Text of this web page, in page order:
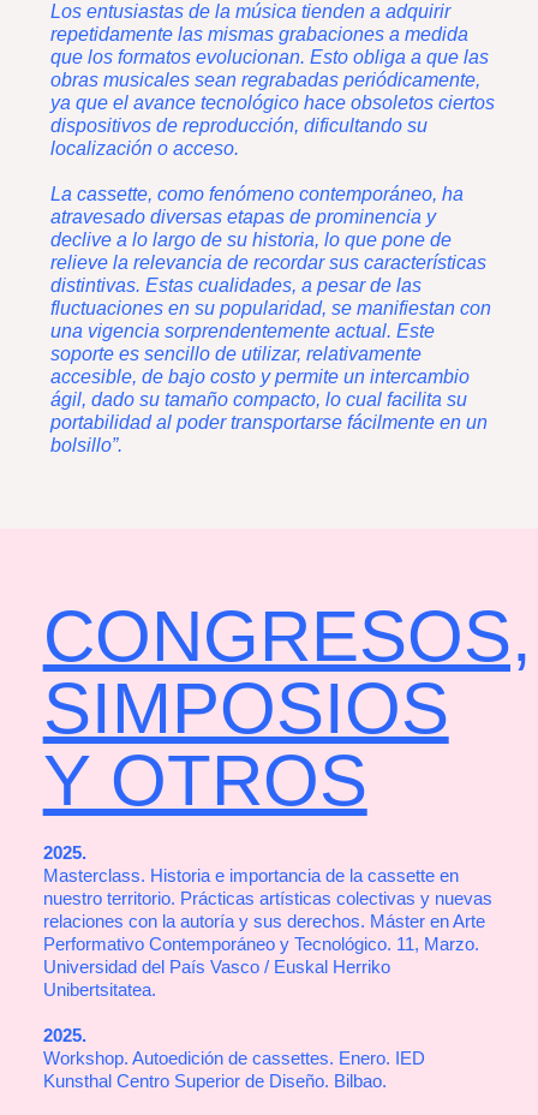
Los entusiastas de la música tienden a adquirir
repetidamente las mismas grabaciones a medida
que los formatos evolucionan. Esto obliga a que las
obras musicales sean regrabadas periódicamente,
ya que el avance tecnológico hace obsoletos ciertos
dispositivos de reproducción, dificultando su
localización o acceso.
La cassette, como fenómeno contemporáneo, ha
atravesado diversas etapas de prominencia y
declive a lo largo de su historia, lo que pone de
relieve la relevancia de recordar sus características
distintivas. Estas cualidades, a pesar de las
fluctuaciones en su popularidad, se manifiestan con
una vigencia sorprendentemente actual. Este
soporte es sencillo de utilizar, relativamente
accesible, de bajo costo y permite un intercambio
ágil, dado su tamaño compacto, lo cual facilita su
portabilidad al poder transportarse fácilmente en un
bolsillo”.
CONGRESOS,
SIMPOSIOS
Y OTROS
2025.
Masterclass. Historia e importancia de la cassette en
nuestro territorio. Prácticas artísticas colectivas y nuevas
relaciones con la autoría y sus derechos. Máster en Arte
Performativo Contemporáneo y Tecnológico. 11, Marzo.
Universidad del País Vasco / Euskal Herriko
Unibertsitatea.
2025.
Workshop. Autoedición de cassettes. Enero. IED
Kunsthal Centro Superior de Diseño. Bilbao.